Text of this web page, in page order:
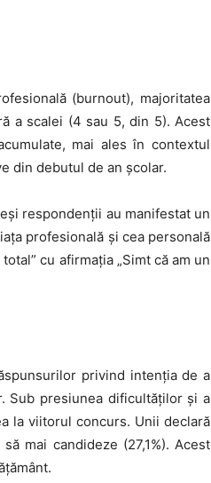
(burnout), majoritatea
a scalei (4 sau 5, din 5). Acest
mai ales în contextul
din debutul de an școlar.
respondenții au manifestat un
profesională și cea personală
cu afirmația „Simt că am un
privind intenția de a
Sub presiunea dificultăților și a
la viitorul concurs. Unii declară
mai candideze (27,1%). Acest